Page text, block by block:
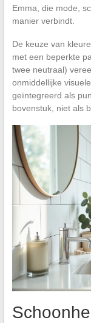
Emma, die mode,
manier verbindt.
De keuze van
met een beperkte
twee neutraal)
onmiddellijke
geïntegreerd als
bovenstuk, niet als